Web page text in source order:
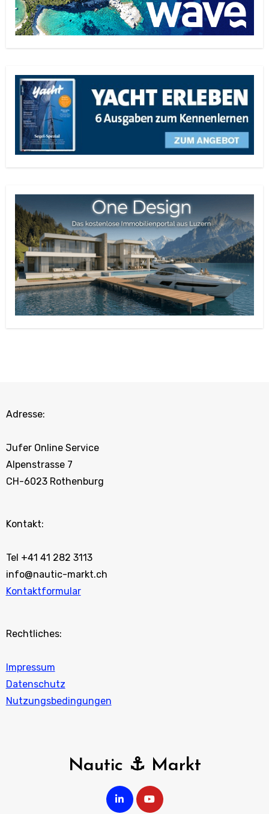
Adresse:
Jufer Online Service
Alpenstrasse 7
CH-6023 Rothenburg
Kontakt:
Tel +41 41 282 3113
info@nautic-markt.ch
Kontaktformular
Rechtliches:
Impressum
Datenschutz
Nutzungsbedingungen
Nautic ⚓ Markt